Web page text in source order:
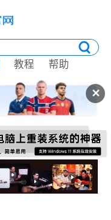
✕
教程 帮助